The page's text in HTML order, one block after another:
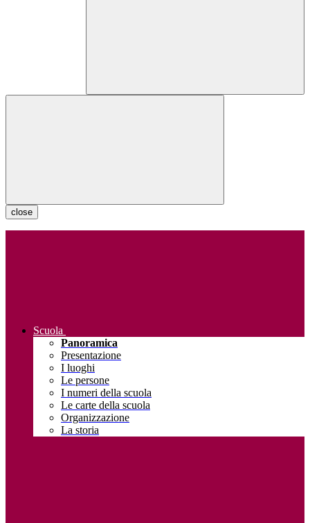
close
Scuola
Panoramica
Presentazione
I luoghi
Le persone
I numeri della scuola
Le carte della scuola
Organizzazione
La storia